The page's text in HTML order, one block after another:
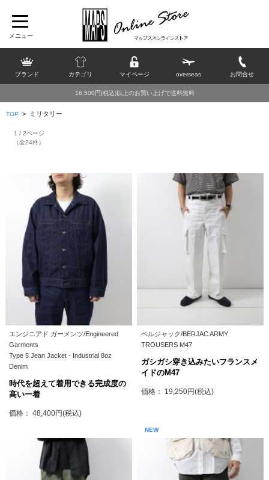
ブランド カテゴリ マイページ overseas お問合せ
16,500円(税込)以上のお買い上げで送料無料
TOP > ミリタリー
1 / 2ページ
（全24件）
エンジニアド ガーメンツ/Engineered
Garments
Type 5 Jean Jacket - Industrial 8oz
Denim
時代を超えて着用できる完成度の
高い一着
価格： 48,400円(税込)
ベルジャック/BERJAC ARMY
TROUSERS M47
ガシガシ穿き込みたいフランスメ
イドのM47
価格： 19,250円(税込)
NEW